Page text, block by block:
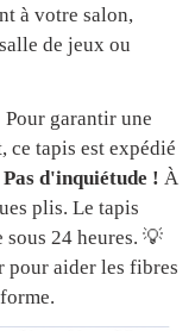
à votre salon,
de jeux ou
Pour garantir une
tapis est expédié
Pas d'inquiétude ! À
plis. Le tapis
24 heures. 💡
pour aider les fibres